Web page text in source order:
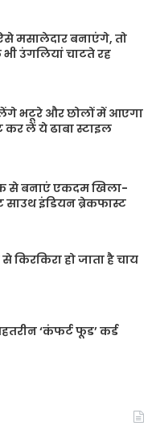
मसालेदार बनाएंगे, तो
उंगलियां चाटते रह
भटूरे और छोलों में आएगा
कर लें ये ढाबा स्टाइल
से बनाएं एकदम खिला-
इंडियन ब्रेकफास्ट
किरकिरा हो जाता है चाय
‘कंफर्ट फूड’ कर्ड